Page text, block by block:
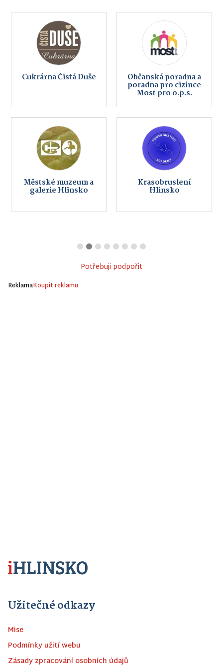
Cukrárna Čistá Duše Občanská poradna a
poradna pro cizince
Most pro o.p.s.
Městské muzeum a
galerie Hlinsko
Krasobruslení
Hlinsko
Potřebuji podpořit
ReklamaKoupit reklamu
Užitečné odkazy
Mise
Podmínky užití webu
Zásady zpracování osobních údajů